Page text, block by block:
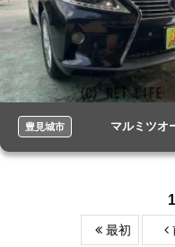
豊見城市 マルミツオ
最初